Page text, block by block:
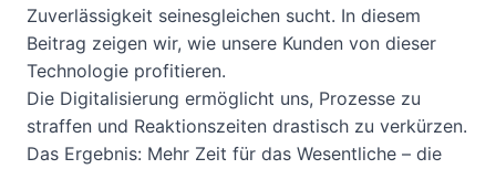
Zuverlässigkeit seinesgleichen sucht. In diesem
Beitrag zeigen wir, wie unsere Kunden von dieser
Technologie profitieren.
Die Digitalisierung ermöglicht uns, Prozesse zu
straffen und Reaktionszeiten drastisch zu verkürzen.
Das Ergebnis: Mehr Zeit für das Wesentliche – die